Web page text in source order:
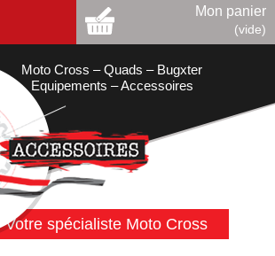
Mon panier
(vide)
Moto Cross – Quads – Bugxter
Equipements – Accessoires
Votre spécialiste Moto Cross